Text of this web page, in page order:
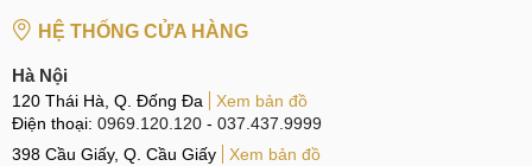
Nguyên nhân lỗi, hỏng nguồn
bị hỏng nguồn. Phần lớn thường do bị chập mạch phần
cứng cần phải tiếp cận vào linh kiện bên trong, nhưng cũng
có khi nguyên nhân xuất phát từ lỗi phần mềm.
HỆ THỐNG CỬA HÀNG
Hà Nội
120 Thái Hà, Q. Đống Đa
Xem bản đồ
Điện thoại: 0969.120.120 - 037.437.9999
398 Cầu Giấy, Q. Cầu Giấy
Xem bản đồ